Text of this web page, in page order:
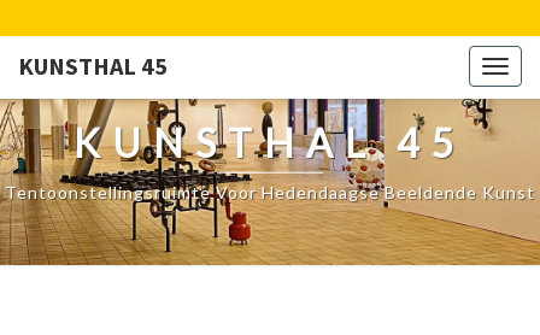
KUNSTHAL 45
KUNSTHAL 45
Tentoonstellingsruimte Voor Hedendaagse Beeldende Kunst